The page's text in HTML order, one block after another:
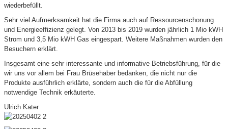
wiederbefüllt.
Sehr viel Aufmerksamkeit hat die Firma auch auf Ressourcenschonung
und Energieeffizienz gelegt. Von 2013 bis 2019 wurden jährlich 1 Mio kWH
Strom und 3,5 Mio kWH Gas eingespart. Weitere Maßnahmen wurden den
Besuchern erklärt.
Insgesamt eine sehr interessante und informative Betriebsführung, für die
wir uns vor allem bei Frau Brüsehaber bedanken, die nicht nur die
Produkte ausführlich erklärte, sondern auch die für die Abfüllung
notwendige Technik erkäuterte.
Ulrich Kater